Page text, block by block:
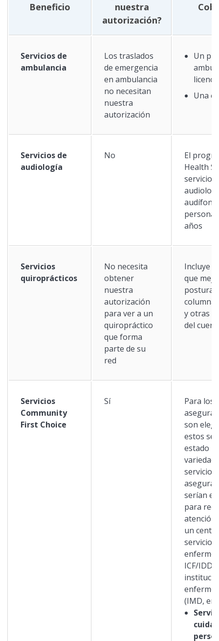
Beneficio
nuestra
autorización?
Servicios de
ambulancia
Los traslados
de emergencia
en ambulancia
no necesitan
nuestra
autorización
Un
Una
Servicios de
audiología
No
El
Health
servicios
años
Servicios
quiroprácticos
No necesita
obtener
nuestra
autorización
para ver a un
quiropráctico
que forma
parte de su
red
Incluye
que
postura
columna
y otras
del
Servicios
Community
First Choice
Sí
Para los
son
estos
estado
variedad
servicios
serían
para
atención
un
servicios
ICF/IDD
(IMD, en